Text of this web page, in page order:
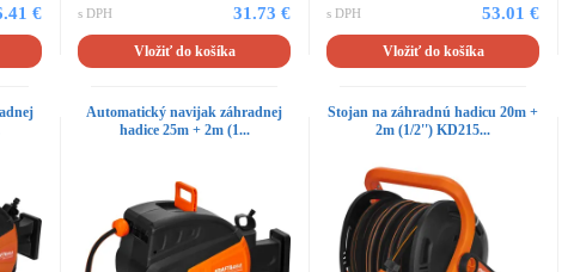
€ s DPH 31.73 €
Vložiť do košíka
s DPH 53.01 €
Vložiť do košíka
Automatický navijak záhradnej
hadice 25m + 2m (1...
Stojan na záhradnú hadicu 20m +
2m (1/2'') KD215...